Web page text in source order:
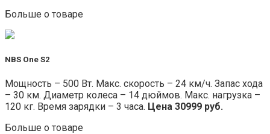
Больше о товаре
NBS One S2
Мощность – 500 Вт. Макс. скорость – 24 км/ч. Запас хода
– 30 км. Диаметр колеса – 14 дюймов. Макс. нагрузка –
120 кг. Время зарядки – 3 часа. Цена 30999 руб.
Больше о товаре